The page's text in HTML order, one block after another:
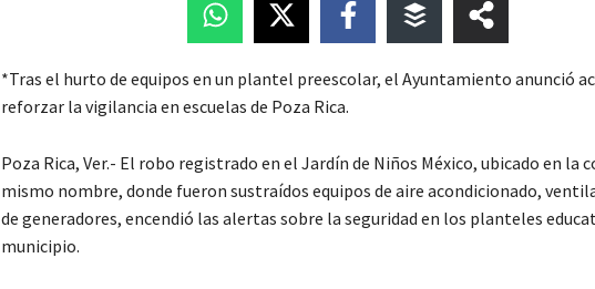
*Tras el hurto de equipos en un plantel preescolar, el Ayuntamiento anunció
reforzar la vigilancia en escuelas de Poza Rica.
Poza Rica, Ver.- El robo registrado en el Jardín de Niños México, ubicado en la
mismo nombre, donde fueron sustraídos equipos de aire acondicionado,
de generadores, encendió las alertas sobre la seguridad en los planteles
municipio.